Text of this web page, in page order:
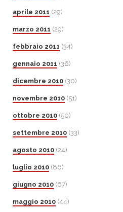
aprile 2011 (29)
marzo 2011 (29)
febbraio 2011 (34)
gennaio 2011 (36)
dicembre 2010 (30)
novembre 2010 (51)
ottobre 2010 (50)
settembre 2010 (33)
agosto 2010 (24)
luglio 2010 (86)
giugno 2010 (67)
maggio 2010 (44)